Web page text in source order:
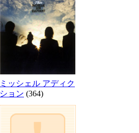
ミッシェル アディク
ション (364)